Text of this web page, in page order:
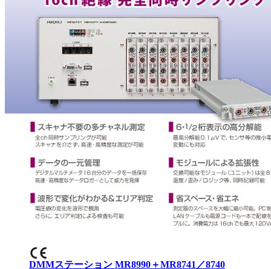
DMMステーション MR8990＋MR8741／8740